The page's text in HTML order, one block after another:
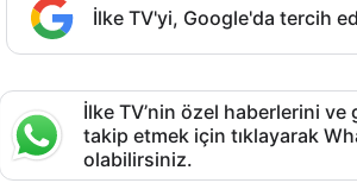
İlke TV'yi, Google'da tercih
İlke TV’nin özel haberlerini ve
takip etmek için tıklayarak
olabilirsiniz.